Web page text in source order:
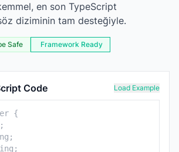
en son TypeScript
diziminin tam desteğiyle.
Safe Framework Ready
Code
Load Example